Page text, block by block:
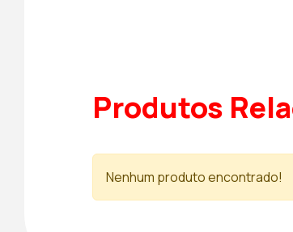
Produtos
Nenhum produto encontrado!